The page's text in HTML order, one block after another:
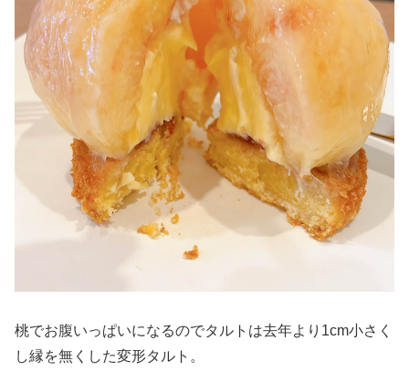
桃でお腹いっぱいになるのでタルトは去年より1cm小さく
し縁を無くした変形タルト。